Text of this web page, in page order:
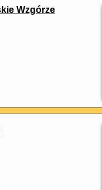
Wzgórze